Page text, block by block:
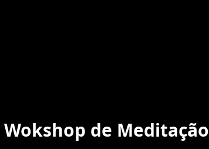
Wokshop de Meditação